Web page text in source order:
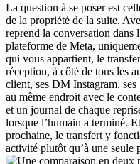
La question à se poser est
de la propriété de la suite.
reprend la conversation dans
plateforme de Meta,
qui vous appartient, le
réception, à côté de tous les
client, ses DM Instagram,
au même endroit avec le
et un journal de chaque
lorsque l’humain a terminé.
prochaine, le transfert y
activité plutôt qu’à une seule